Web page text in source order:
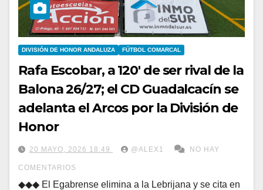
DIVISIÓN DE HONOR ANDALUZA FÚTBOL COMARCAL
Rafa Escobar, a 120′ de ser rival de la
Balona 26/27; el CD Guadalcacín se
adelanta el Arcos por la División de
Honor
20 MAYO, 2026 18:49 @ALEX1 NO HAY
COMENTARIOS
◆◆◆ El Egabrense elimina a la Lebrijana y se cita en